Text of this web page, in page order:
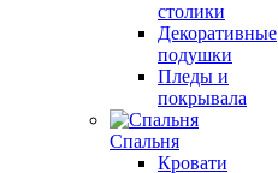
столики
Декоративные
подушки
Пледы и
покрывала
Спальня
Кровати